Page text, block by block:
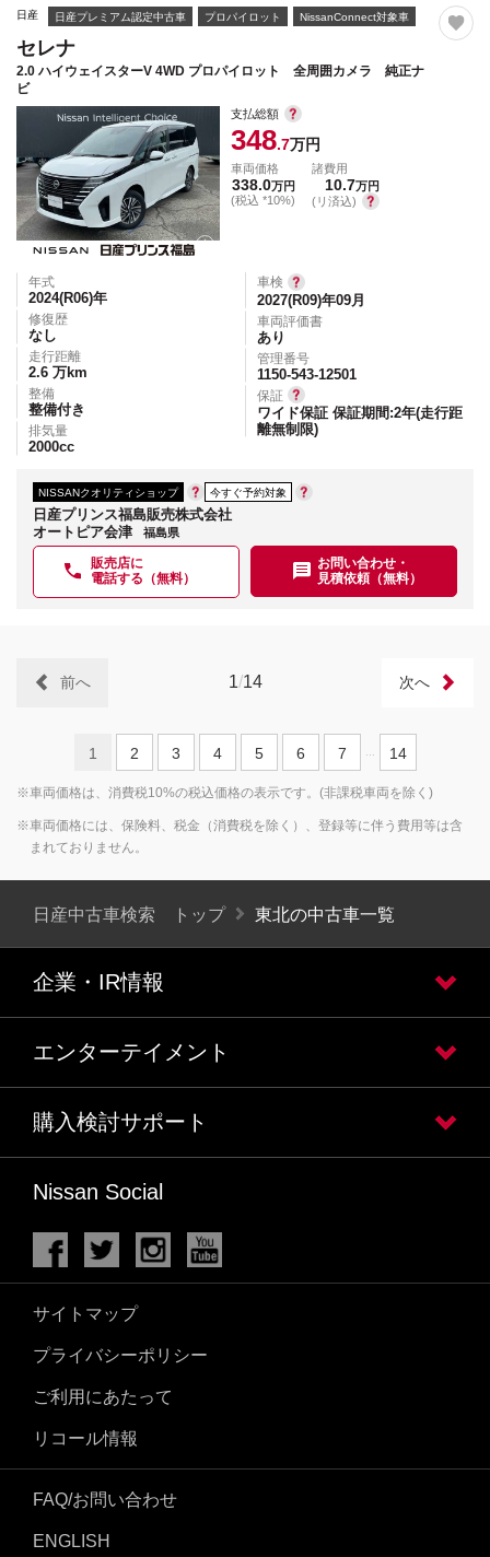
日産 日産プレミアム認定中古車 プロパイロット NissanConnect対象車
セレナ
2.0 ハイウェイスターV 4WD プロパイロット 全周囲カメラ 純正ナ
ビ
支払総額
348.7万円
車両価格
338.0万円
(税込 *10%)
諸費用
10.7万円
(リ済込)
年式
2024(R06)年
修復歴
なし
走行距離
2.6 万km
整備
整備付き
排気量
2000cc
車検
2027(R09)年09月
車両評価書
あり
管理番号
1150-543-12501
保証
ワイド保証 保証期間:2年(走行距
離無制限)
NISSANクオリティショップ 今すぐ予約対象
日産プリンス福島販売株式会社
オートピア会津
福島県
販売店に
電話する（無料）
お問い合わせ・
見積依頼（無料）
1/14
前へ 次へ
1 2 3 4 5 6 7 ... 14
※車両価格は、消費税10%の税込価格の表示です。(非課税車両を除く)
※車両価格には、保険料、税金（消費税を除く）、登録等に伴う費用等は含
まれておりません。
日産中古車検索 トップ 東北の中古車一覧
企業・IR情報
エンターテイメント
購入検討サポート
Nissan Social
サイトマップ
プライバシーポリシー
ご利用にあたって
リコール情報
FAQ/お問い合わせ
ENGLISH